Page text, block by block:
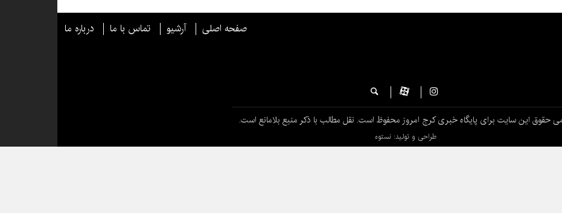
صفحه اصلی آرشیو تماس با ما درباره ما
حقوق این سایت برای پایگاه خبری کرج امروز محفوظ است. نقل مطالب با ذکر منبع بلامانع است.
طراحی و تولید: نستوه